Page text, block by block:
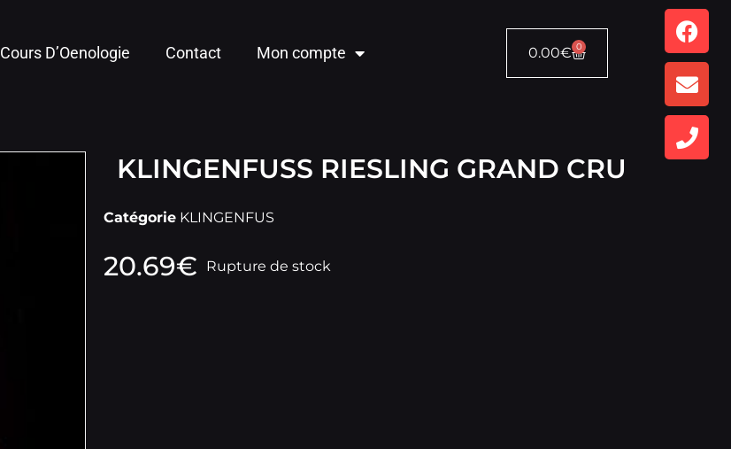
Cours D’Oenologie Contact Mon compte 0.00€ 0
KLINGENFUSS RIESLING GRAND CRU
Catégorie KLINGENFUS
20.69€ Rupture de stock